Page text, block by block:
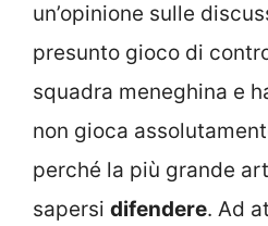
un’opinione sulle
presunto gioco di
squadra meneghina e
non gioca
perché la più grande
sapersi difendere. Ad